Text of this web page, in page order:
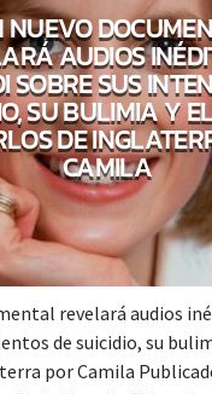
9:00 PM
NUEVO
AUDIOS
SOBRE SUS
SU BULIMIA Y
DE
CAMILA
revelará audios
de suicidio, su
por Camila